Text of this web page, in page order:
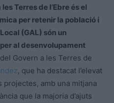
Terres de l’Ebre és el
per retenir la població i
(GAL) són un
al desenvolupament
Govern a les Terres de
, que ha destacat l’elevat
projectes, amb una mitjana
que la majoria d’ajuts